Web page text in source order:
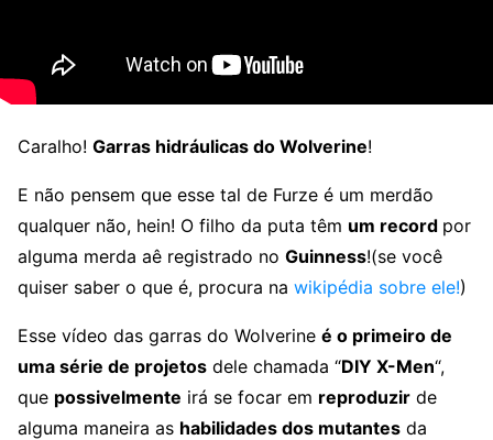
Caralho! Garras hidráulicas do Wolverine!
E não pensem que esse tal de Furze é um merdão
qualquer não, hein! O filho da puta têm um record por
alguma merda aê registrado no Guinness!(se você
quiser saber o que é, procura na wikipédia sobre ele!)
Esse vídeo das garras do Wolverine é o primeiro de
uma série de projetos dele chamada “DIY X-Men“,
que possivelmente irá se focar em reproduzir de
alguma maneira as habilidades dos mutantes da